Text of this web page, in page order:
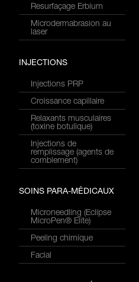
Resurfaçage Erbium
Microdermabrasion au
laser
INJECTIONS
Injections PRP
Croissance capillaire
Relaxants musculaires
(toxine botulique)
Injections de
remplissage (agents de
comblement)
SOINS PARA-MÉDICAUX
Microneedling (Eclipse
MicroPen® Elite)
Peeling chimique
Facial